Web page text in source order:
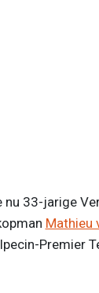
33-jarige
Mathieu
Premier